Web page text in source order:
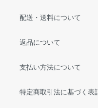
配送・送料について
返品について
支払い方法について
特定商取引法に基づく表